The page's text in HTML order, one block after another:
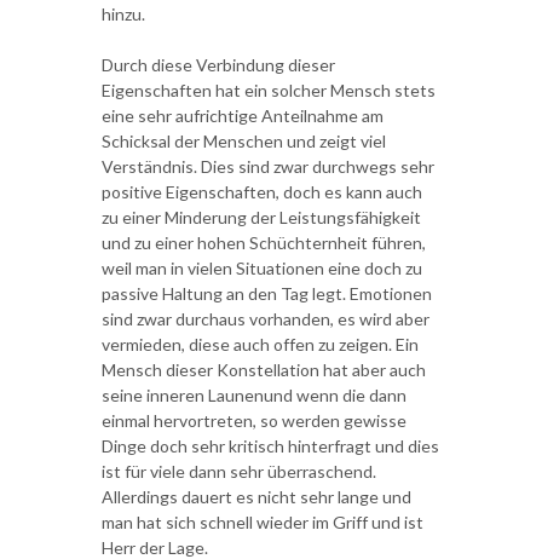
hinzu.
Durch diese Verbindung dieser
Eigenschaften hat ein solcher Mensch stets
eine sehr aufrichtige Anteilnahme am
Schicksal der Menschen und zeigt viel
Verständnis. Dies sind zwar durchwegs sehr
positive Eigenschaften, doch es kann auch
zu einer Minderung der Leistungsfähigkeit
und zu einer hohen Schüchternheit führen,
weil man in vielen Situationen eine doch zu
passive Haltung an den Tag legt. Emotionen
sind zwar durchaus vorhanden, es wird aber
vermieden, diese auch offen zu zeigen. Ein
Mensch dieser Konstellation hat aber auch
seine inneren Launenund wenn die dann
einmal hervortreten, so werden gewisse
Dinge doch sehr kritisch hinterfragt und dies
ist für viele dann sehr überraschend.
Allerdings dauert es nicht sehr lange und
man hat sich schnell wieder im Griff und ist
Herr der Lage.